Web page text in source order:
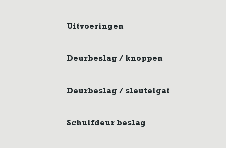
Uitvoeringen
Deurbeslag / knoppen
Deurbeslag / sleutelgat
Schuifdeur beslag